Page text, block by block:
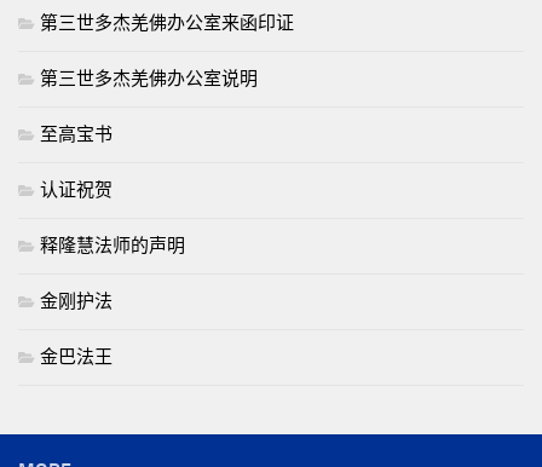
第三世多杰羌佛办公室来函印证
第三世多杰羌佛办公室说明
至高宝书
认证祝贺
释隆慧法师的声明
金刚护法
金巴法王